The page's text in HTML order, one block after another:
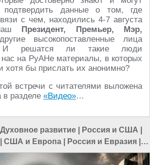
подтвердить данные о том, где
с чем, находились 4-7 августа
Президент, Премьер, Мэр,
высокопоставленные лица
И решатся ли такие люди
нас на РуАНе материалы, в которых
хотя бы прислать их анонимно?
встречи с читателями выложена
в разделе «Видео»…
Духовное развитие Россия и США
США и Европа Россия и Евразия